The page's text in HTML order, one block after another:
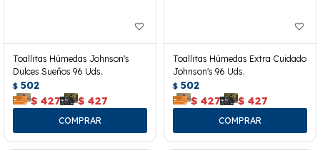
Toallitas Húmedas Johnson's
Dulces Sueños 96 Uds.
$ 502
$ 427 $ 427
Toallitas Húmedas Extra Cuidado
Johnson's 96 Uds.
$ 502
$ 427 $ 427